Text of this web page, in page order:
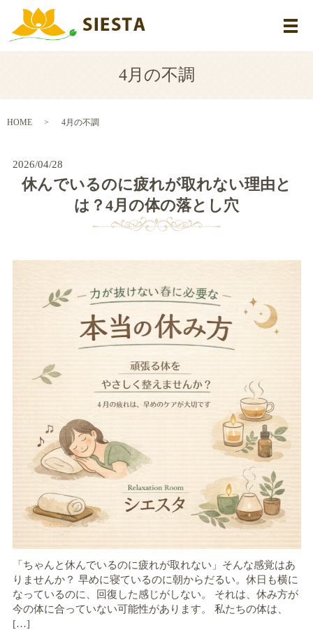
メ
4月の不調
HOME 4月の不調
2026/04/28
休んでいるのに疲れが取れない理由と
は？4月の体の落とし穴
「ちゃんと休んでいるのに疲れが取れない」そんな感覚はあ
りませんか？ 早めに寝ているのに朝からだるい。休日も横に
なっているのに、回復した感じがしない。 それは、休み方が
今の体に合っていない可能性があります。 私たちの体は、
[…]